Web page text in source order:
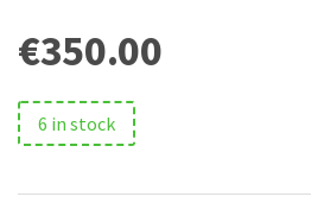
€350.00
6 in stock